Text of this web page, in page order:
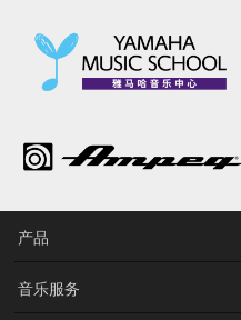
产品
音乐服务